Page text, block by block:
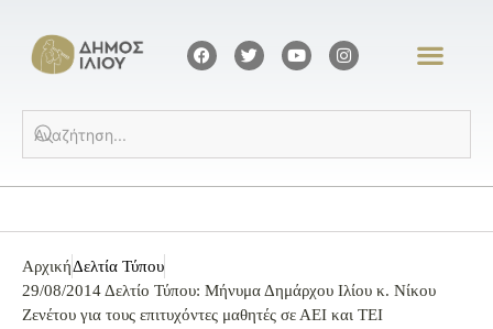
ΑρχικήΔελτία Τύπου
29/08/2014 Δελτίο Τύπου: Μήνυμα Δημάρχου Ιλίου κ. Νίκου
Ζενέτου για τους επιτυχόντες μαθητές σε ΑΕΙ και ΤΕΙ